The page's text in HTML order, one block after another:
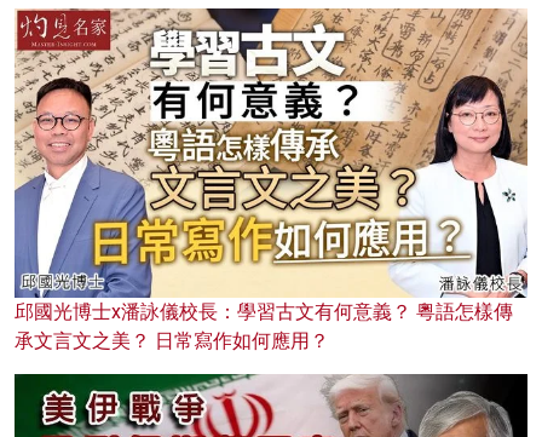
邱國光博士x潘詠儀校長：學習古文有何意義？ 粵語怎樣傳
承文言文之美？ 日常寫作如何應用？